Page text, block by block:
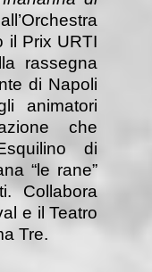
il Prix URTI
rassegna
di Napoli
animatori
che
di
“le rane”
Collabora
e il Teatro
Tre.